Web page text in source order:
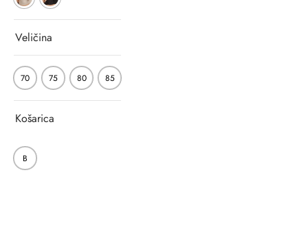
Veličina
70 75 80 85
Košarica
B